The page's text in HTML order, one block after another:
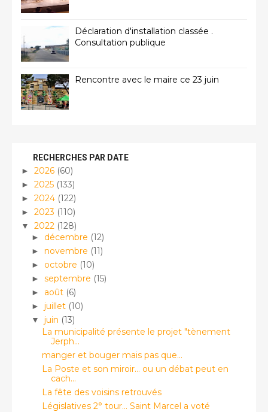
Déclaration d'installation classée .
Consultation publique
Rencontre avec le maire ce 23 juin
RECHERCHES PAR DATE
► 2026 (60)
► 2025 (133)
► 2024 (122)
► 2023 (110)
▼ 2022 (128)
► décembre (12)
► novembre (11)
► octobre (10)
► septembre (15)
► août (6)
► juillet (10)
▼ juin (13)
La municipalité présente le projet "tènement
Jerph...
manger et bouger mais pas que...
La Poste et son miroir... ou un débat peut en
cach...
La fête des voisins retrouvés
Législatives 2° tour... Saint Marcel a voté